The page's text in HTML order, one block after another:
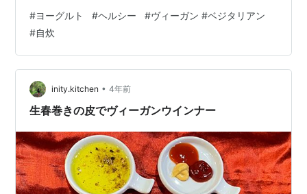
る。ヨーグルトはプレーンでも良いが、最近ハマってい
るのはその中にナッツやフルーツを入れることだ。 味も
よく合うし、多少食べにくいものでも全てヨーグルトに
なってしまうので食べやすい。フルーツについては、熟
していて少しそのまま食べるのに抵抗があっても、ヨー
グルトにいれれば全てヨーグルトになってしまうの…
#ヨーグルト #ヘルシー #ヴィーガン #ベジタリアン
#自炊
inity.kitchen • 4年前
生春巻きの皮でヴィーガンウインナー